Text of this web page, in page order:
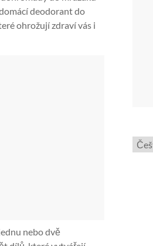
deodorant do
ohrožují zdraví vás i
nebo dvě
jazyk